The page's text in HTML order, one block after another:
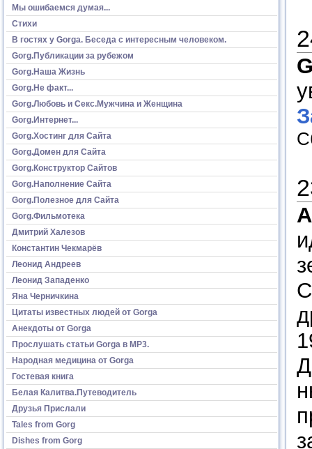
Мы ошибаемся думая...
Стихи
В гостях у Gorga. Беседа с интересным человеком.
Gorg.Публикации за рубежом
Gorg.Наша Жизнь
Gorg.Не факт...
Gorg.Любовь и Секс.Мужчина и Женщина
Gorg.Интернет...
Gorg.Хостинг для Сайта
Gorg.Домен для Сайта
Gorg.Конструктор Сайтов
Gorg.Наполнение Сайта
Gorg.Полезное для Сайта
Gorg.Фильмотека
Дмитрий Халезов
Константин Чекмарёв
Леонид Андреев
Леонид Западенко
Яна Черничкина
Цитаты известных людей от Gorga
Анекдоты от Gorga
Прослушать статьи Gorga в МР3.
Народная медицина от Gorga
Гостевая книга
Белая Калитва.Путеводитель
Друзья Прислали
Tales from Gorg
Dishes from Gorg